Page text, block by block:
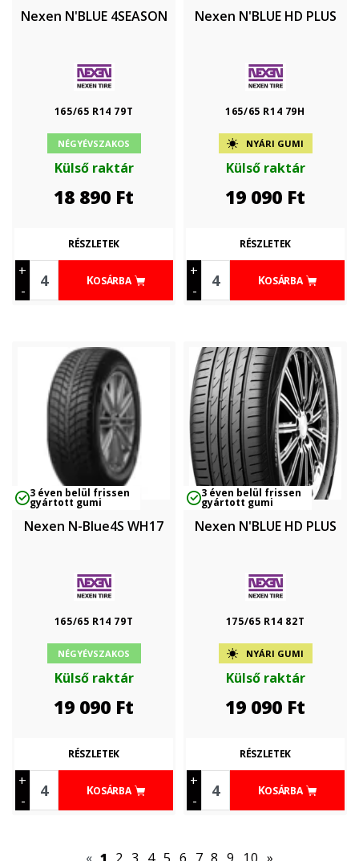
Nexen N'BLUE 4SEASON
165/65 R14 79T
NÉGYÉVSZAKOS
Külső raktár
18 890 Ft
+
-
KOSÁRBA
RÉSZLETEK
Nexen N'BLUE HD PLUS
165/65 R14 79H
NYÁRI GUMI
Külső raktár
19 090 Ft
+
-
KOSÁRBA
RÉSZLETEK
3 éven belül frissen
gyártott gumi
Nexen N-Blue4S WH17
165/65 R14 79T
NÉGYÉVSZAKOS
Külső raktár
19 090 Ft
+
-
KOSÁRBA
RÉSZLETEK
3 éven belül frissen
gyártott gumi
Nexen N'BLUE HD PLUS
175/65 R14 82T
NYÁRI GUMI
Külső raktár
19 090 Ft
+
-
KOSÁRBA
RÉSZLETEK